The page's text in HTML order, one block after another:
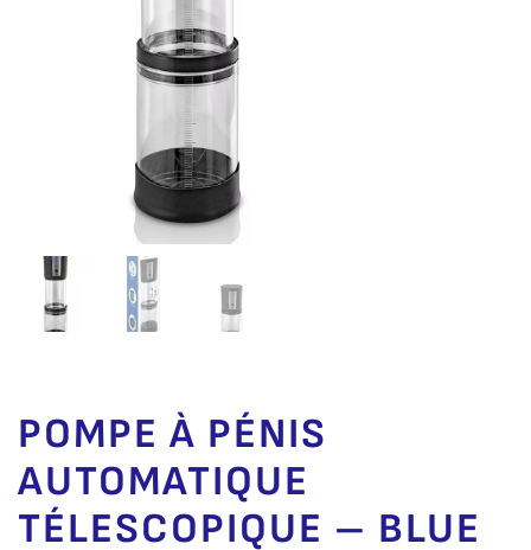
POMPE À PÉNIS
AUTOMATIQUE
TÉLESCOPIQUE – BLUE